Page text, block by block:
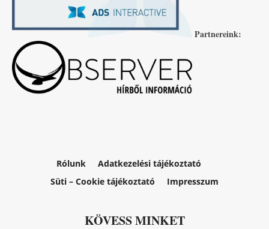
Partnereink:
Rólunk
Adatkezelési tájékoztató
Süti – Cookie tájékoztató
Impresszum
KÖVESS MINKET